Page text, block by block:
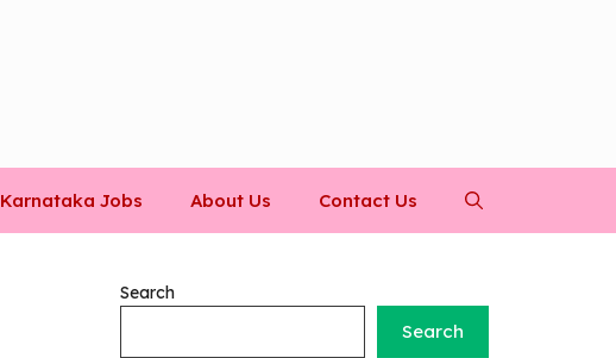
Karnataka Jobs About Us Contact Us
Search
Search